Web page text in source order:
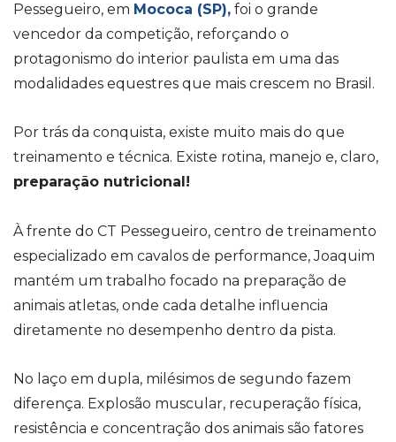
Pessegueiro, em Mococa (SP), foi o grande
vencedor da competição, reforçando o
protagonismo do interior paulista em uma das
modalidades equestres que mais crescem no Brasil.
Por trás da conquista, existe muito mais do que
treinamento e técnica. Existe rotina, manejo e, claro,
preparação nutricional!
À frente do CT Pessegueiro, centro de treinamento
especializado em cavalos de performance, Joaquim
mantém um trabalho focado na preparação de
animais atletas, onde cada detalhe influencia
diretamente no desempenho dentro da pista.
No laço em dupla, milésimos de segundo fazem
diferença. Explosão muscular, recuperação física,
resistência e concentração dos animais são fatores